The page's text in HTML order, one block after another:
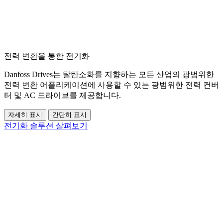
전력 변환을 통한 전기화
Danfoss Drives는 탈탄소화를 지향하는 모든 산업의 광범위한
전력 변환 어플리케이션에 사용할 수 있는 광범위한 전력 컨버
터 및 AC 드라이브를 제공합니다.
자세히 표시 간단히 표시
전기화 솔루션 살펴보기